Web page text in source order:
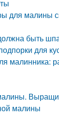
малины
быть
для
малинника:
малины